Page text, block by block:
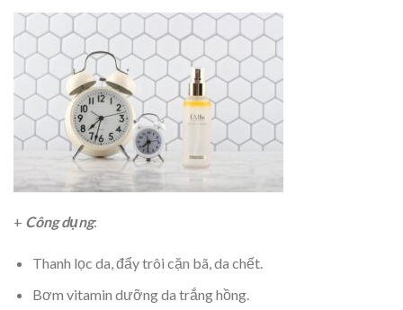
+ Công dụng:
Thanh lọc da, đẩy trôi cặn bã, da chết.
Bơm vitamin dưỡng da trắng hồng.